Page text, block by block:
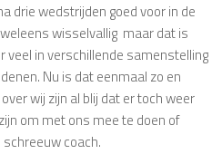
drie wedstrijden goed voor in de
wisselvallig maar dat is
veel in verschillende samenstelling
Nu is dat eenmaal zo en
wij zijn al blij dat er toch weer
om met ons mee te doen of
coach.